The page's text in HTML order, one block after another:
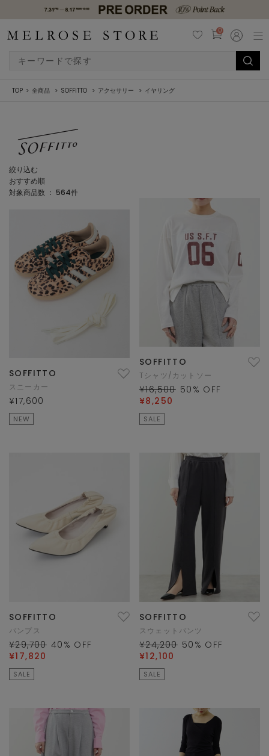
0
TOP 全商品 SOFFITTO アクセサリー イヤリング
絞り込む
おすすめ順
対象商品数 ： 564件
SOFFITTO
スニーカー
¥17,600
NEW
SOFFITTO
Tシャツ/カットソー
¥16,500 50 % OFF
¥8,250
SALE
SOFFITTO
パンプス
¥29,700 40 % OFF
¥17,820
SALE
SOFFITTO
スウェットパンツ
¥24,200 50 % OFF
¥12,100
SALE